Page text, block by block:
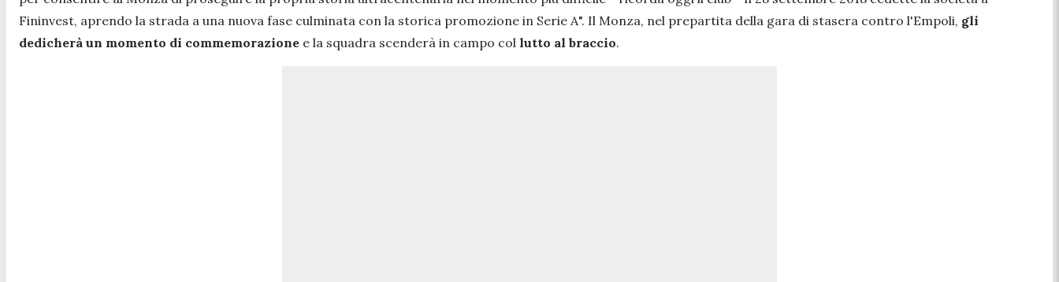
Fininvest, aprendo la strada a una nuova fase culminata con la storica promozione in Serie A". Il Monza, nel prepartita della gara di stasera contro l'Empoli, gli
dedicherà un momento di commemorazione e la squadra scenderà in campo col lutto al braccio.